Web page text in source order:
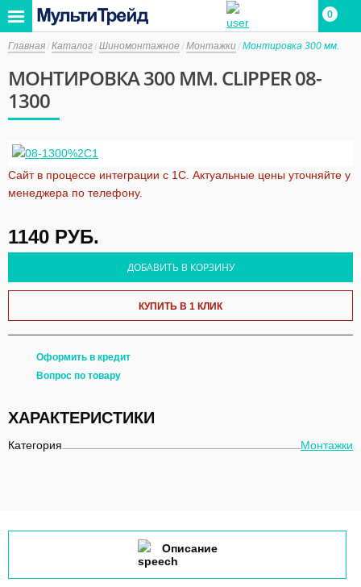
0
Главная Каталог Шиномонтажное Монтажки Монтировка 300 мм.
МОНТИРОВКА 300 ММ. CLIPPER 08-
1300
Сайт в процессе интеграции с 1С. Актуальные цены уточняйте у
менеджера по телефону.
1140 РУБ.
ДОБАВИТЬ В КОРЗИНУ
КУПИТЬ В 1 КЛИК
Оформить в кредит
Вопрос по товару
ХАРАКТЕРИСТИКИ
Категория Монтажки
Описание